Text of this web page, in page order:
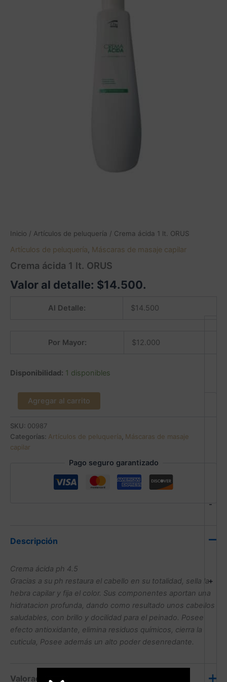
Inicio / Artículos de peluquería / Crema ácida 1 lt. ORUS
Artículos de peluquería, Máscaras de masaje capilar
Crema ácida 1 lt. ORUS
Valor al detalle: $14.500.
Al Detalle: $14.500
Por Mayor: $12.000
Disponibilidad: 1 disponibles
-
+
Agregar al carrito
SKU: 00987
Categorías: Artículos de peluquería Máscaras de masaje
capilar
Pago seguro garantizado
Descripción
Crema ácida ph 4.5
Gracias a su ph restaura el cabello en su totalidad, sella la
hebra capilar y fija el color. Sus componentes aportan una
hidratacion profunda, dando como resultado unos cabellos
saludables, con brillo y docilidad para el peinado. Posee
efecto antioxidante, elimina residuos químicos, cierra la
cuticula, Posee además un alto poder desenredante.
Valoraciones (0)